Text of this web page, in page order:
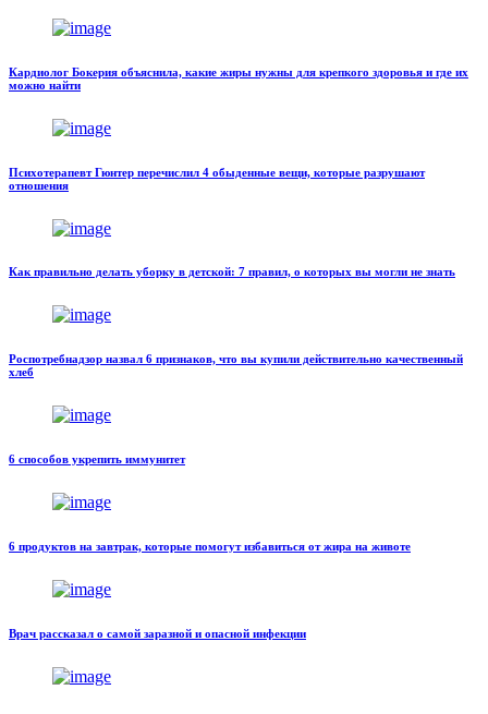
Кардиолог Бокерия объяснила, какие жиры нужны для крепкого здоровья и где их
можно найти
Психотерапевт Гюнтер перечислил 4 обыденные вещи, которые разрушают
отношения
Как правильно делать уборку в детской: 7 правил, о которых вы могли не знать
Роспотребнадзор назвал 6 признаков, что вы купили действительно качественный
хлеб
6 способов укрепить иммунитет
6 продуктов на завтрак, которые помогут избавиться от жира на животе
Врач рассказал о самой заразной и опасной инфекции